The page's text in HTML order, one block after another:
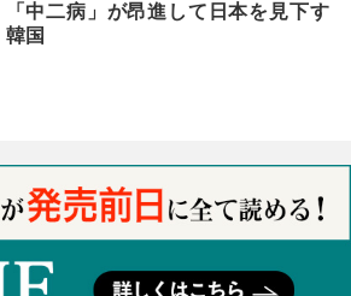
「中二病」が昂進して日本を見下す
韓国